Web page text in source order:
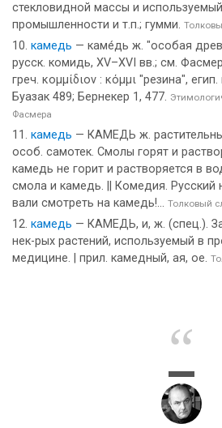
стекловидной массы и
промышленности и т.п.; гумми.
камедь — каме́дь ж. "особая
русск. комидь, ХV–ХVI вв.; см.
греч. κομμίδιον : κόμμι "резина",
Буазак 489; Бернекер 1, 477.
Фасмера
камедь — КАМЕДЬ ж.
особ. самотек. Смолы горят и
камедь не горит и растворяется в
смола и камедь. || Комедия. Русский
вали смотреть на камедь!... Толковый
камедь — КАМЕДЬ, и, ж. (спец.).
нек-рых растений, используемый в
медицине. | прил. камедный, ая, ое.